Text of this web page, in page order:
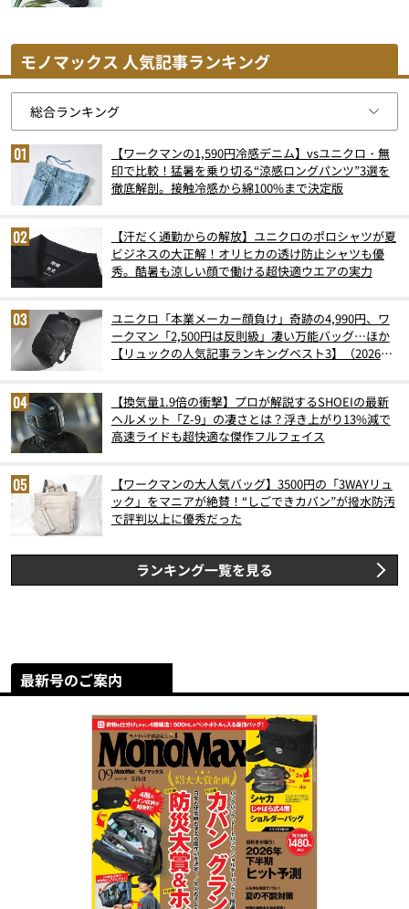
モノマックス 人気記事ランキング
【ワークマンの1,590円冷感デニム】vsユニクロ・無
印で比較！猛暑を乗り切る“涼感ロングパンツ”3選を
徹底解剖。接触冷感から綿100%まで決定版
【汗だく通勤からの解放】ユニクロのポロシャツが夏
ビジネスの大正解！オリヒカの透け防止シャツも優
秀。酷暑も涼しい顔で働ける超快適ウエアの実力
ユニクロ「本業メーカー顔負け」奇跡の4,990円、ワ
ークマン「2,500円は反則級」凄い万能バッグ…ほか
【リュックの人気記事ランキングベスト3】（2026年
【換気量1.9倍の衝撃】プロが解説するSHOEIの最新
ヘルメット「Z-9」の凄さとは？浮き上がり13%減で
高速ライドも超快適な傑作フルフェイス
【ワークマンの大人気バッグ】3500円の「3WAYリュ
ック」をマニアが絶賛！“しごできカバン”が撥水防汚
で評判以上に優秀だった
ランキング一覧を見る
最新号のご案内